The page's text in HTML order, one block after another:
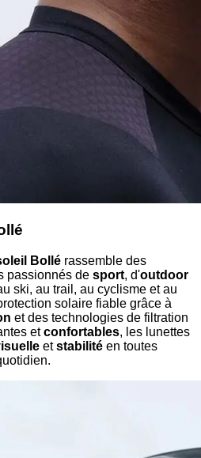
Bollé rassemble des
passionnés de sport, d'outdoor
ski, au trail, au cyclisme et au
solaire fiable grâce à
et des technologies de filtration
etconfortables, les lunettes
etstabilité en toutes